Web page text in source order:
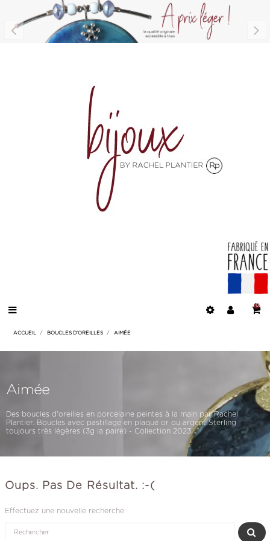
0
ACCUEIL BOUCLES D'OREILLES AIMÉE
Aimée
Des boucles d'oreilles en porcelaine peintes à la main par Rachel
Plantier. Boucles avec pastillage en plaqué or ou argent Sterling
toujours très légères (3g la paire) - Collection 2023
Oups. Pas De Résultat. :-(
Effectuez une nouvelle recherche